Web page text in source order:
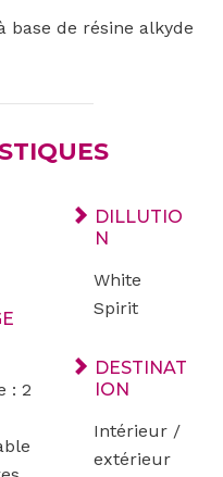
de résine alkyde
: 2
DILLUTIO
N
White
Spirit
DESTINAT
ION
Intérieur /
extérieur